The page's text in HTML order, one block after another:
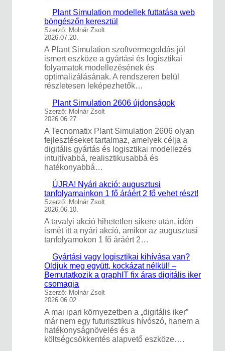
Plant Simulation modellek futtatása web
böngészőn keresztül
Szerző: Molnár Zsolt
2026.07.20.
A Plant Simulation szoftvermegoldás jól
ismert eszköze a gyártási és logisztikai
folyamatok modellezésének és
optimalizálásának. A rendszeren belül
részletesen leképezhetők…
Plant Simulation 2606 újdonságok
Szerző: Molnár Zsolt
2026.06.27.
A Tecnomatix Plant Simulation 2606 olyan
fejlesztéseket tartalmaz, amelyek célja a
digitális gyártás és logisztikai modellezés
intuitívabbá, realisztikusabbá és
hatékonyabbá…
ÚJRA! Nyári akció: augusztusi
tanfolyamainkon 1 fő áráért 2 fő vehet részt!
Szerző: Molnár Zsolt
2026.06.10.
A tavalyi akció hihetetlen sikere után, idén
ismét itt a nyári akció, amikor az augusztusi
tanfolyamokon 1 fő áráért 2…
Gyártási vagy logisztikai kihívása van?
Oldjuk meg együtt, kockázat nélkül! –
Bemutatkozik a graphIT fix áras digitális iker
csomagja
Szerző: Molnár Zsolt
2026.06.02.
A mai ipari környezetben a „digitális iker”
már nem egy futurisztikus hívószó, hanem a
hatékonyságnövelés és a
költségcsökkentés alapvető eszköze….